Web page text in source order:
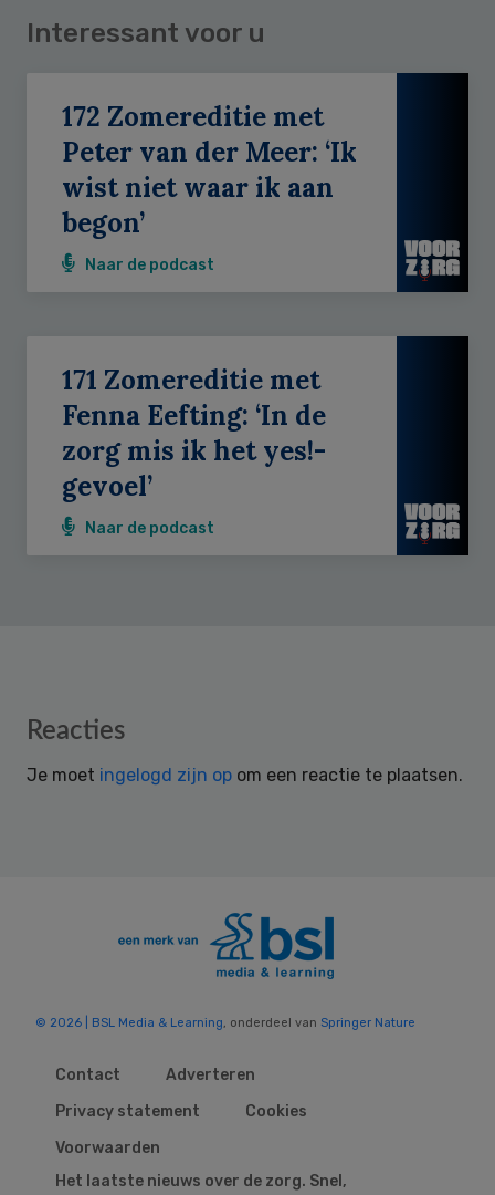
Interessant voor u
172 Zomereditie met
Peter van der Meer: ‘Ik
wist niet waar ik aan
begon’
Naar de podcast
171 Zomereditie met
Fenna Eefting: ‘In de
zorg mis ik het yes!-
gevoel’
Naar de podcast
Reader
Reacties
Je moet ingelogd zijn op om een reactie te plaatsen.
© 2026 | BSL Media & Learning , onderdeel van Springer Nature
Contact
Adverteren
Privacy statement
Cookies
Voorwaarden
Het laatste nieuws over de zorg. Snel,